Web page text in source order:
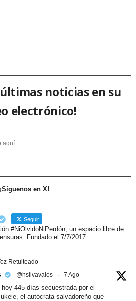
noticias en su
electrónico!
¡Síguenos en X!
Seguir
#NiOlvidoNiPerdón, un espacio libre de
Fundado el 7/7/2017.
Retuiteado
@hsilvavalos · 7 Ago
445 días secuestrada por el
el autócrata salvadoreño que